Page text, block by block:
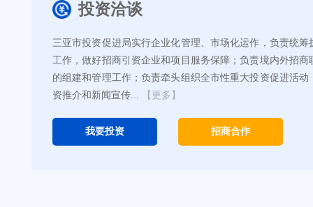
(http://syipb.sanya.gov.cn/)查阅
本单位还将采用政府公报
式。
主动公开时限
信息形成或者变更之日起
的从其规定。
主动公开方式
投资洽谈
三亚市投资促进局实行企业化管理、市场化运作，负责统筹
工作，做好招商引资企业和项目服务保障；负责境内外招商
的组建和管理工作；负责牵头组织全市性重大投资促进活动
资推介和新闻宣传...
【更多】
我要投资 招商合作